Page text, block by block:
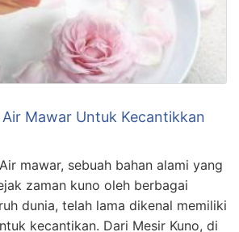
Mawar Untuk Kecantikkan
mawar, sebuah bahan alami yang
zaman kuno oleh berbagai
dunia, telah lama dikenal memiliki
kecantikan. Dari Mesir Kuno, di